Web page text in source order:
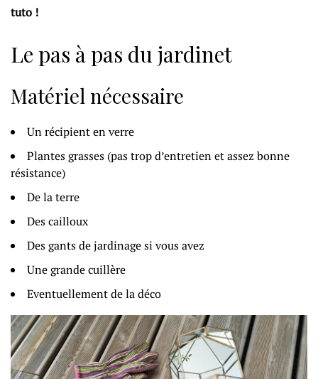
tuto !
Le pas à pas du jardinet
Matériel nécessaire
Un récipient en verre
Plantes grasses (pas trop d’entretien et assez bonne
résistance)
De la terre
Des cailloux
Des gants de jardinage si vous avez
Une grande cuillère
Eventuellement de la déco